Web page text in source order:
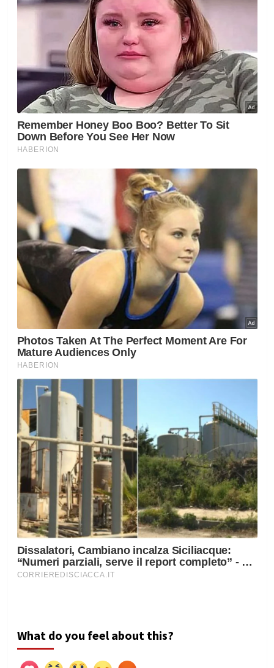
What do you feel about this?